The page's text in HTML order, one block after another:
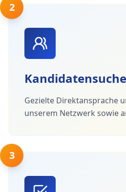
2
Kandidatensuche
Gezielte Direktansprache
unserem Netzwerk sowie
3